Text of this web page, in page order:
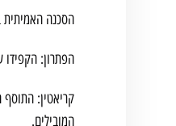
הסכנה האמיתית
הפתרון: הקפידו
קריאטין: התוסף
המובילים.